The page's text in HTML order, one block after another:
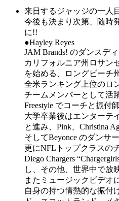
来日するジャッジの一人
今後も決まり次第、随時
に!!
●Hayley Reyes
JAM Brands! のダンスディ
カリフォルニア州ロサン
を始める、ロングビーチ
全米ランキング上位のロ
チームメンバーとして活
Freestyle でコーチと振付
大学卒業後はエンターテ
と進み、Pink、Christina
そしてBeyonce のダンサ
更にNFLトップクラスの
Diego Chargers
し、その他、世界中で放
またミュージックビデオ
自身の持つ情熱的な振付